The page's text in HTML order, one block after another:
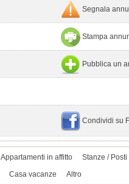
Segnala
Stampa
Pubblica un
Condividi su
Appartamenti in affitto
Stanze / Posti
Casa vacanze Altro